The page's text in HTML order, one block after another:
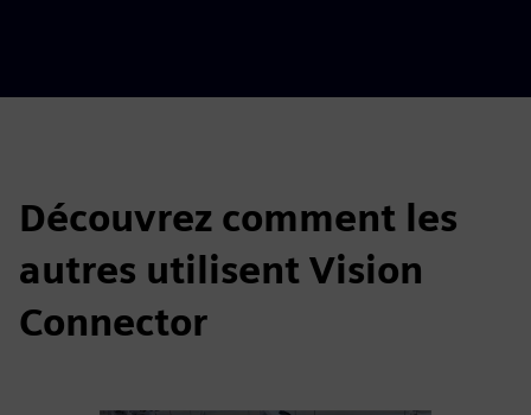
Découvrez comment les
autres utilisent Vision
Connector